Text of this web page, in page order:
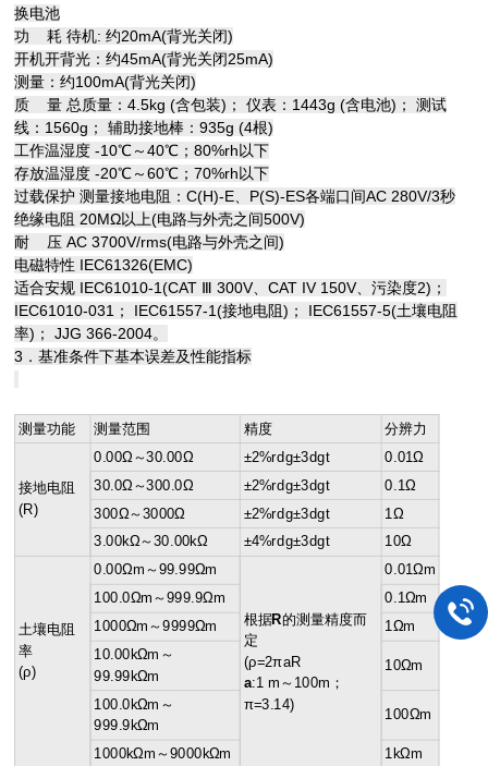
换电池
功 耗 待机: 约20mA(背光关闭)
开机开背光：约45mA(背光关闭25mA)
测量：约100mA(背光关闭)
质 量 总质量：4.5kg (含包装)； 仪表：1443g (含电池)； 测试
线：1560g； 辅助接地棒：935g (4根)
工作温湿度 -10℃～40℃；80%rh以下
存放温湿度 -20℃～60℃；70%rh以下
过载保护 测量接地电阻：C(H)-E、P(S)-ES各端口间AC 280V/3秒
绝缘电阻 20MΩ以上(电路与外壳之间500V)
耐 压 AC 3700V/rms(电路与外壳之间)
电磁特性 IEC61326(EMC)
适合安规 IEC61010-1(CAT Ⅲ 300V、CAT IV 150V、污染度2)；
IEC61010-031； IEC61557-1(接地电阻)； IEC61557-5(土壤电阻
率)； JJG 366-2004。
3．基准条件下基本误差及性能指标
测量功能 测量范围 精度 分辨力
接地电阻
(R)
0.00Ω～30.00Ω ±2%rdg±3dgt 0.01Ω
30.0Ω～300.0Ω ±2%rdg±3dgt 0.1Ω
300Ω～3000Ω ±2%rdg±3dgt
1Ω
3.00kΩ～30.00kΩ
±4%rdg±3dgt 10Ω
土壤电阻
率
(ρ)
0.00Ωm～99.99Ωm
根据R的测量精度而
定
(ρ=2πaR
a:1 m～100m；
π=3.14)
0.01Ωm
100.0Ωm～999.9Ωm
0.1Ωm
1000Ωm～9999Ωm
1Ωm
10.00kΩm～
99.99kΩm
10Ωm
100.0kΩm～
999.9kΩm
100Ωm
1000kΩm～9000kΩm
1kΩm